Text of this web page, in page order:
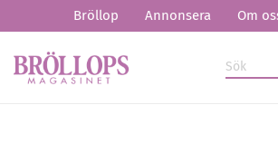
Bröllop Annonsera Om